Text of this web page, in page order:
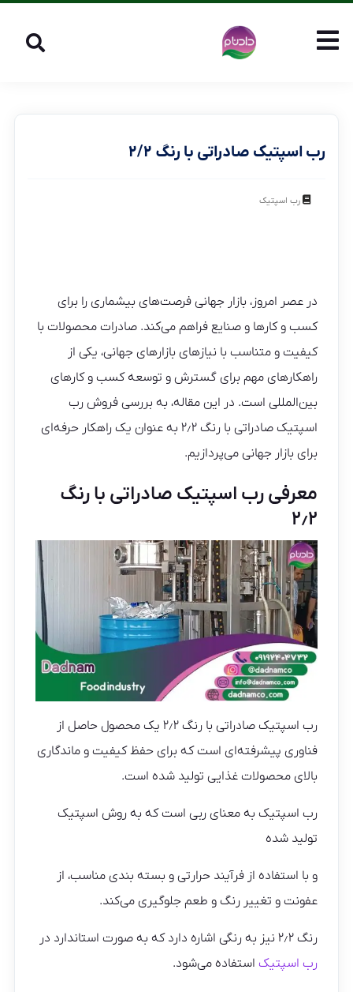
رب اسپتیک صادراتی با رنگ ۲/۲
رب اسپتیک
در عصر امروز، بازار جهانی فرصت‌های بیشماری را برای
کسب و کارها و صنایع فراهم می‌کند. صادرات محصولات با
کیفیت و متناسب با نیازهای بازارهای جهانی، یکی از
راهکارهای مهم برای گسترش و توسعه کسب و کارهای
بین‌المللی است. در این مقاله، به بررسی فروش رب
اسپتیک صادراتی با رنگ ۲٫۲ به عنوان یک راهکار حرفه‌ای
برای بازار جهانی می‌پردازیم.
معرفی رب اسپتیک صادراتی با رنگ
۲٫۲
رب اسپتیک صادراتی با رنگ ۲٫۲ یک محصول حاصل از
فناوری پیشرفته‌ای است که برای حفظ کیفیت و ماندگاری
بالای محصولات غذایی تولید شده است.
رب اسپتیک به معنای ربی است که به روش اسپتیک
تولید شده
و با استفاده از فرآیند حرارتی و بسته بندی مناسب، از
عفونت و تغییر رنگ و طعم جلوگیری می‌کند.
رنگ ۲٫۲ نیز به رنگی اشاره دارد که به صورت استاندارد در
رب اسپتیک استفاده می‌شود.